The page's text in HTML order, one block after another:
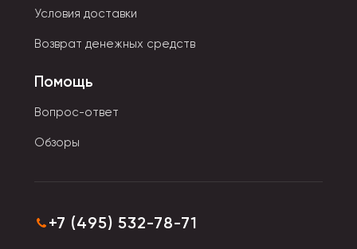
Условия доставки
Возврат денежных средств
Помощь
Вопрос-ответ
Обзоры
+7 (495) 532-78-71